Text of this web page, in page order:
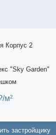
Корпус 2
"Sky Garden"
м²
застройщику